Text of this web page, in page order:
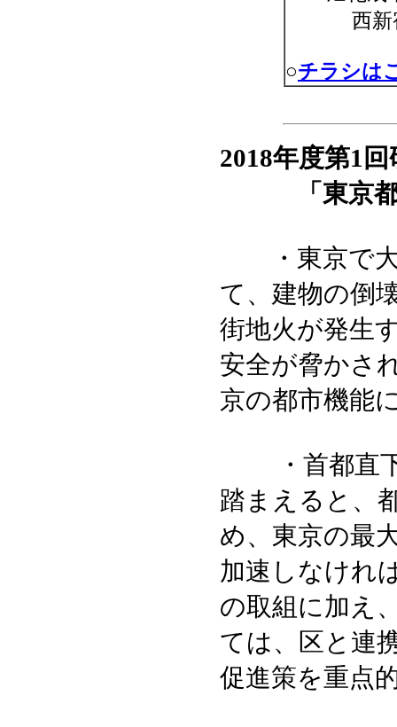
西
○チラシは
2018年度第1
「東京都の
・東京で大
て、建物の倒
街地火が発生
安全が脅かさ
京の都市機能
・首都直下
踏まえると、
め、東京の最
加速しなけれ
の取組に加え
ては、区と連
促進策を重点